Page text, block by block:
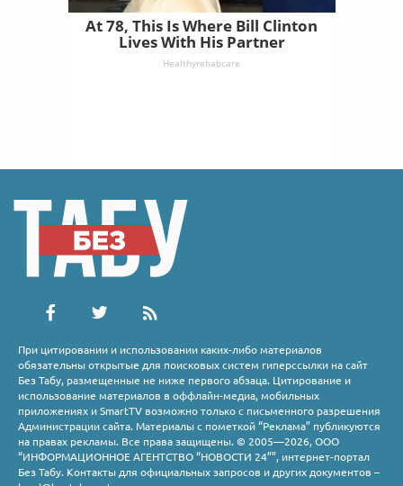
At 78, This Is Where Bill Clinton
Lives With His Partner
Healthyrehabcare
При цитировании и использовании каких-либо материалов
обязательны открытые для поисковых систем гиперссылки на сайт
Без Табу, размещенные не ниже первого абзаца. Цитирование и
использование материалов в оффлайн-медиа, мобильных
приложениях и SmartTV возможно только с письменного разрешения
Администрации сайта. Материалы с пометкой “Реклама” публикуются
на правах рекламы. Все права защищены. © 2005—2026, ООО
“ИНФОРМАЦИОННОЕ АГЕНТСТВО “НОВОСТИ 24””, интернет-портал
Без Табу. Контакты для официальных запросов и других документов –